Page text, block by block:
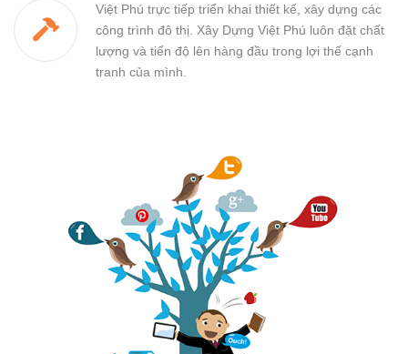
Việt Phú trực tiếp triển khai thiết kế, xây dựng các
công trình đô thị. Xây Dựng Việt Phú luôn đặt chất
lượng và tiến độ lên hàng đầu trong lợi thế cạnh
tranh của mình.